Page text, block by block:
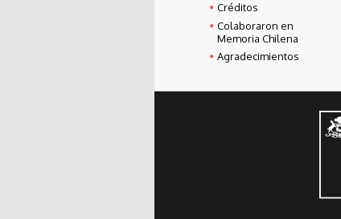
Créditos
Colaboraron en
Memoria Chilena
Agradecimientos